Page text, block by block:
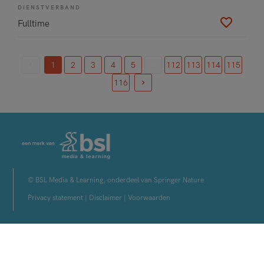
DIENSTVERBAND
Fulltime
1
2 3 4 5 112 113 114
115
116
© BSL Media & Learning, onderdeel van Springer Nature
Privacy statement
Disclaimer Voorwaarden